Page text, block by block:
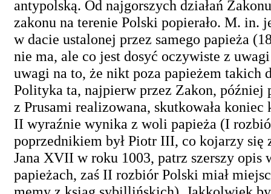
antypolską. Od najgorszych działań
zakonu na terenie Polski popierało. M. in.
w dacie ustalonej przez samego papieża
nie ma, ale co jest dosyć oczywiste z
uwagi na to, że nikt poza papieżem
Polityka ta, najpierw przez Zakon, później
z Prusami realizowana, skutkowała
II wyraźnie wynika z woli papieża (I
poprzednikiem był Piotr III, co kojarzy
Jana XVII w roku 1003, patrz szerszy
papieżach, zaś II rozbiór Polski miał